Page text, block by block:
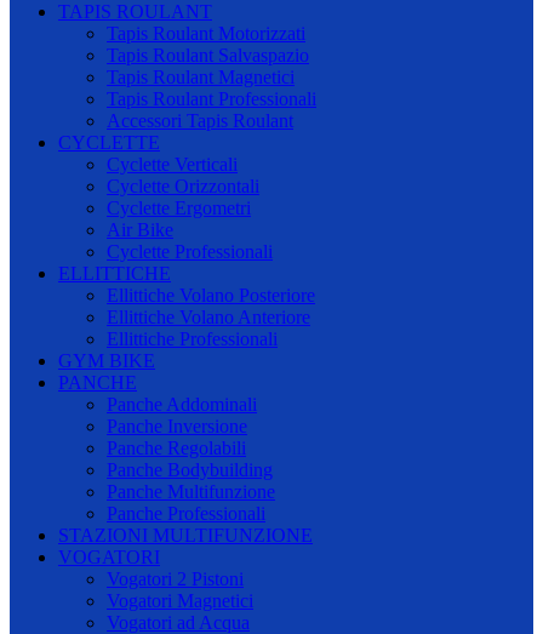
TAPIS ROULANT
Tapis Roulant Motorizzati
Tapis Roulant Salvaspazio
Tapis Roulant Magnetici
Tapis Roulant Professionali
Accessori Tapis Roulant
CYCLETTE
Cyclette Verticali
Cyclette Orizzontali
Cyclette Ergometri
Air Bike
Cyclette Professionali
ELLITTICHE
Ellittiche Volano Posteriore
Ellittiche Volano Anteriore
Ellittiche Professionali
GYM BIKE
PANCHE
Panche Addominali
Panche Inversione
Panche Regolabili
Panche Bodybuilding
Panche Multifunzione
Panche Professionali
STAZIONI MULTIFUNZIONE
VOGATORI
Vogatori 2 Pistoni
Vogatori Magnetici
Vogatori ad Acqua